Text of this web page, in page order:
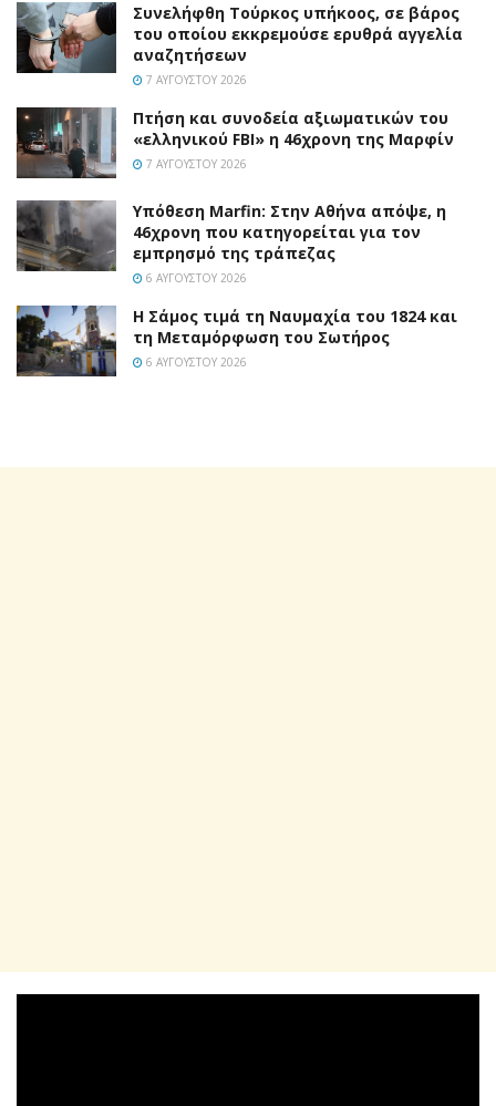
Συνελήφθη Τούρκος υπήκοος, σε βάρος
του οποίου εκκρεμούσε ερυθρά αγγελία
αναζητήσεων
7 ΑΥΓΟΎΣΤΟΥ 2026
Πτήση και συνοδεία αξιωματικών του
«ελληνικού FBI» η 46χρονη της Μαρφίν
7 ΑΥΓΟΎΣΤΟΥ 2026
Υπόθεση Marfin: Στην Αθήνα απόψε, η
46χρονη που κατηγορείται για τον
εμπρησμό της τράπεζας
6 ΑΥΓΟΎΣΤΟΥ 2026
Η Σάμος τιμά τη Ναυμαχία του 1824 και
τη Μεταμόρφωση του Σωτήρος
6 ΑΥΓΟΎΣΤΟΥ 2026